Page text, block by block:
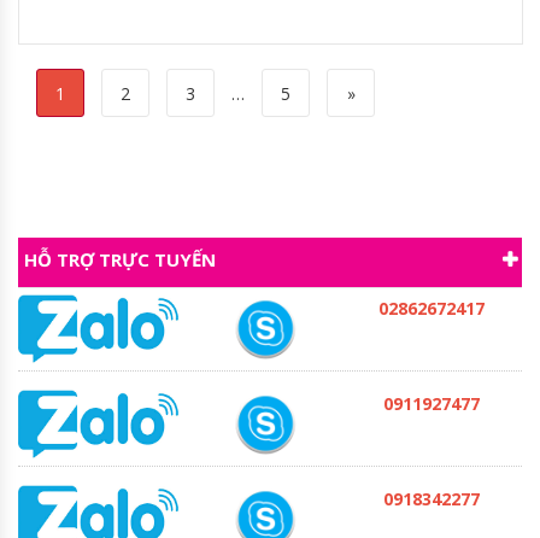
1 2 3 … 5 »
HỖ TRỢ TRỰC TUYẾN
02862672417
0911927477
0918342277